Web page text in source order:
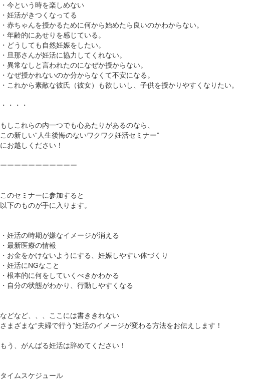
・今という時を楽しめない
・妊活がきつくなってる
・赤ちゃんを授かるために何から始めたら良いのかわからない。
・年齢的にあせりを感じている。
・どうしても自然妊娠をしたい。
・旦那さんが妊活に協力してくれない。
・異常なしと言われたのになぜか授からない。
・なぜ授かれないのか分からなくて不安になる。
・これから素敵な彼氏（彼女）も欲しいし、子供を授かりやすくなりたい。
・・・・
もしこれらの内一つでも心あたりがあるのなら、
この新しい“人生後悔のないワクワク妊活セミナー”
にお越しください！
ーーーーーーーーーーー
このセミナーに参加すると
以下のものが手に入ります。
・妊活の時期が嫌なイメージが消える
・最新医療の情報
・お金をかけないようにする、妊娠しやすい体づくり
・妊活にNGなこと
・根本的に何をしていくべきかわかる
・自分の状態がわかり、行動しやすくなる
などなど、、、ここには書ききれない
さまざまな“夫婦で行う”妊活のイメージが変わる方法をお伝えします！
もう、がんばる妊活は辞めてください！
タイムスケジュール